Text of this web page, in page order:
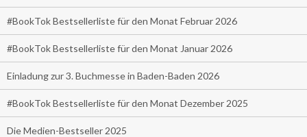
#BookTok Bestsellerliste für den Monat Februar 2026
#BookTok Bestsellerliste für den Monat Januar 2026
Einladung zur 3. Buchmesse in Baden-Baden 2026
#BookTok Bestsellerliste für den Monat Dezember 2025
Die Medien-Bestseller 2025